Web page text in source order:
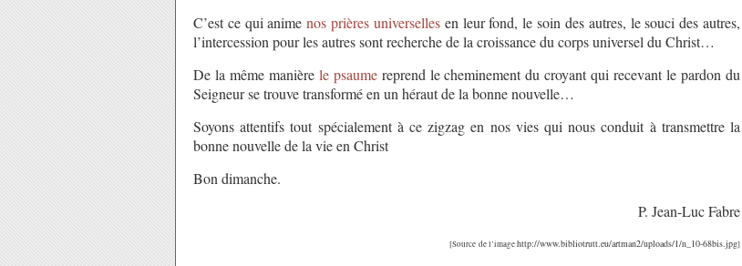
C’est ce qui animenos prières universellesen leur fond, le soin des autres, le souci des autres,
l’intercession pour les autres sont recherche de la croissance du corps universel du Christ…
De la même manière le psaumereprend le cheminement du croyant qui recevant le pardon du
Seigneur se trouve transformé en un héraut de la bonne nouvelle…
Soyons attentifs tout spécialement à ce zigzag en nos vies qui nous conduit à transmettre la
bonne nouvelle de la vie en Christ
Bon dimanche.
P. Jean-Luc Fabre
[Source de l’imagehttp://www.bibliotrutt.eu/artman2/uploads/1/n_10-68bis.jpg]